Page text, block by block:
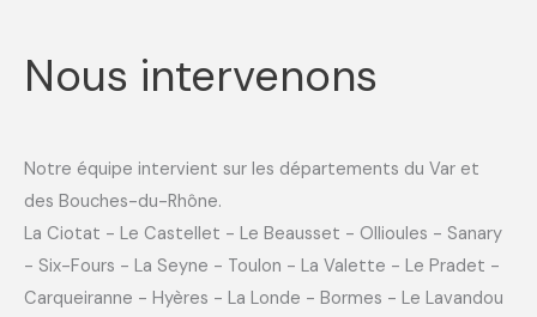
Nous intervenons
Notre équipe intervient sur les départements du Var et
des Bouches-du-Rhône.
La Ciotat - Le Castellet - Le Beausset - Ollioules - Sanary
- Six-Fours - La Seyne - Toulon - La Valette - Le Pradet -
Carqueiranne - Hyères - La Londe - Bormes - Le Lavandou